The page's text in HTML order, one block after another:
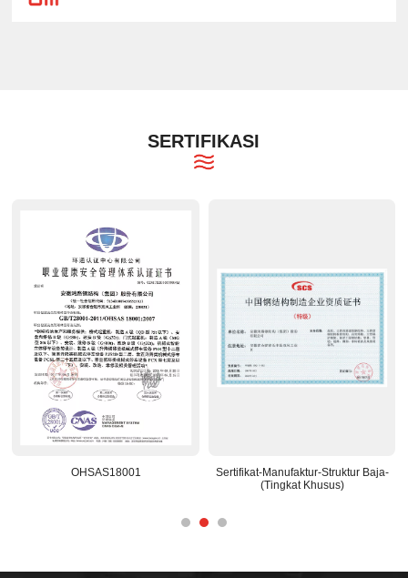
SERTIFIKASI
OHSAS18001
Sertifikat-Manufaktur-Struktur Baja-
(Tingkat Khusus)